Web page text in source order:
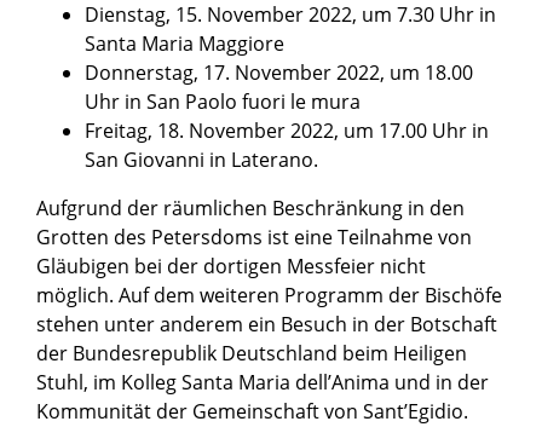
Dienstag, 15. November 2022, um 7.30 Uhr in
Santa Maria Maggiore
Donnerstag, 17. November 2022, um 18.00
Uhr in San Paolo fuori le mura
Freitag, 18. November 2022, um 17.00 Uhr in
San Giovanni in Laterano.
Aufgrund der räumlichen Beschränkung in den
Grotten des Petersdoms ist eine Teilnahme von
Gläubigen bei der dortigen Messfeier nicht
möglich. Auf dem weiteren Programm der Bischöfe
stehen unter anderem ein Besuch in der Botschaft
der Bundesrepublik Deutschland beim Heiligen
Stuhl, im Kolleg Santa Maria dellʼAnima und in der
Kommunität der Gemeinschaft von SantʼEgidio.